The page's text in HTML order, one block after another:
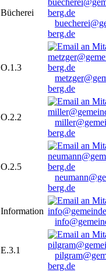
Bücherei
berg.de
O.1.3
berg.de
O.2.2
berg.de
O.2.5
berg.de
Information
E.3.1
berg.de